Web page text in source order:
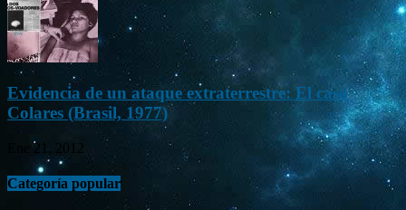
Evidencia de un ataque extraterrestre: El caso
Colares (Brasil, 1977)
Ene 21, 2012
Categoría popular